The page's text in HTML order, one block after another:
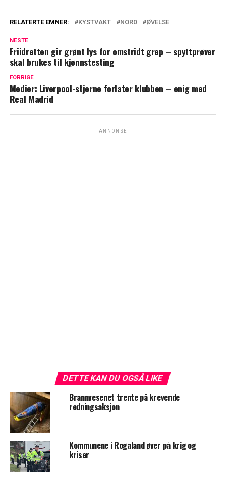
RELATERTE EMNER: KYSTVAKT NORD ØVELSE
NESTE
Friidretten gir grønt lys for omstridt grep – spyttprøver
skal brukes til kjønnstesting
FORRIGE
Medier: Liverpool-stjerne forlater klubben – enig med
Real Madrid
ANNONSE
DETTE KAN DU OGSÅ LIKE
Brannvesenet trente på krevende
redningsaksjon
Kommunene i Rogaland øver på krig og
kriser